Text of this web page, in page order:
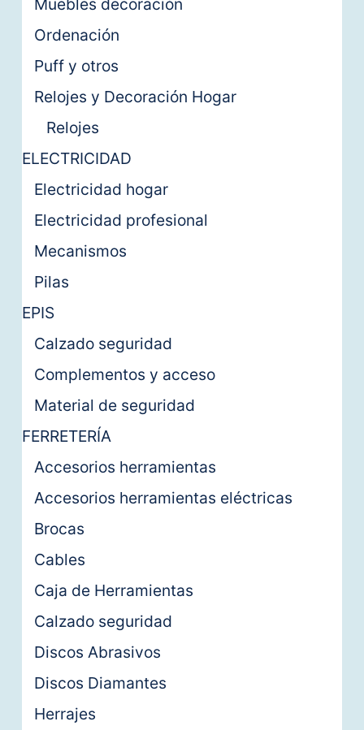
Muebles decoración
Ordenación
Puff y otros
Relojes y Decoración Hogar
Relojes
ELECTRICIDAD
Electricidad hogar
Electricidad profesional
Mecanismos
Pilas
EPIS
Calzado seguridad
Complementos y acceso
Material de seguridad
FERRETERÍA
Accesorios herramientas
Accesorios herramientas eléctricas
Brocas
Cables
Caja de Herramientas
Calzado seguridad
Discos Abrasivos
Discos Diamantes
Herrajes